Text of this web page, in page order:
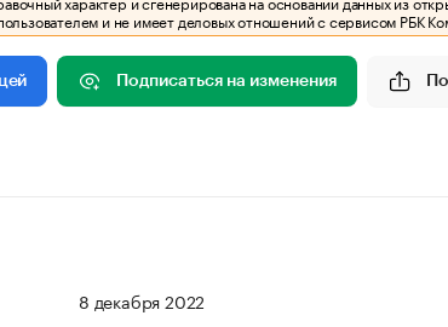
и не имеет деловых отношений с сервисом РБК
Подписаться на изменения
8 декабря 2022